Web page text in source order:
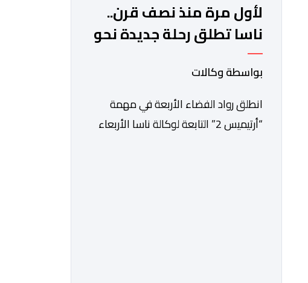
لأول مرة منذ نصف قرن..
ناسا تطلق رحلة جديدة نحو
القمر
بواسطة وكالات
انطلق رواد الفضاء الأربعة في مهمة
“أرتيميس 2” التابعة لوكالة ناسا الأربعاء